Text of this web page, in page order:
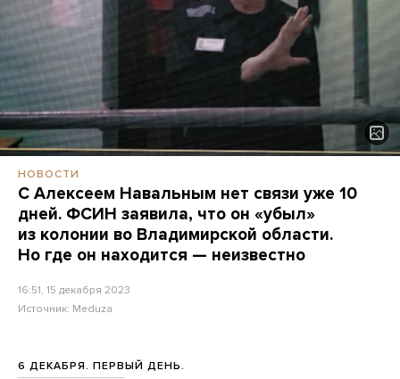
НОВОСТИ
С Алексеем Навальным нет связи уже 10
дней. ФСИН заявила, что он «убыл»
из колонии во Владимирской области.
Но где он находится — неизвестно
16:51, 15 декабря 2023
Источник: Meduza
6 ДЕКАБРЯ. ПЕРВЫЙ ДЕНЬ.